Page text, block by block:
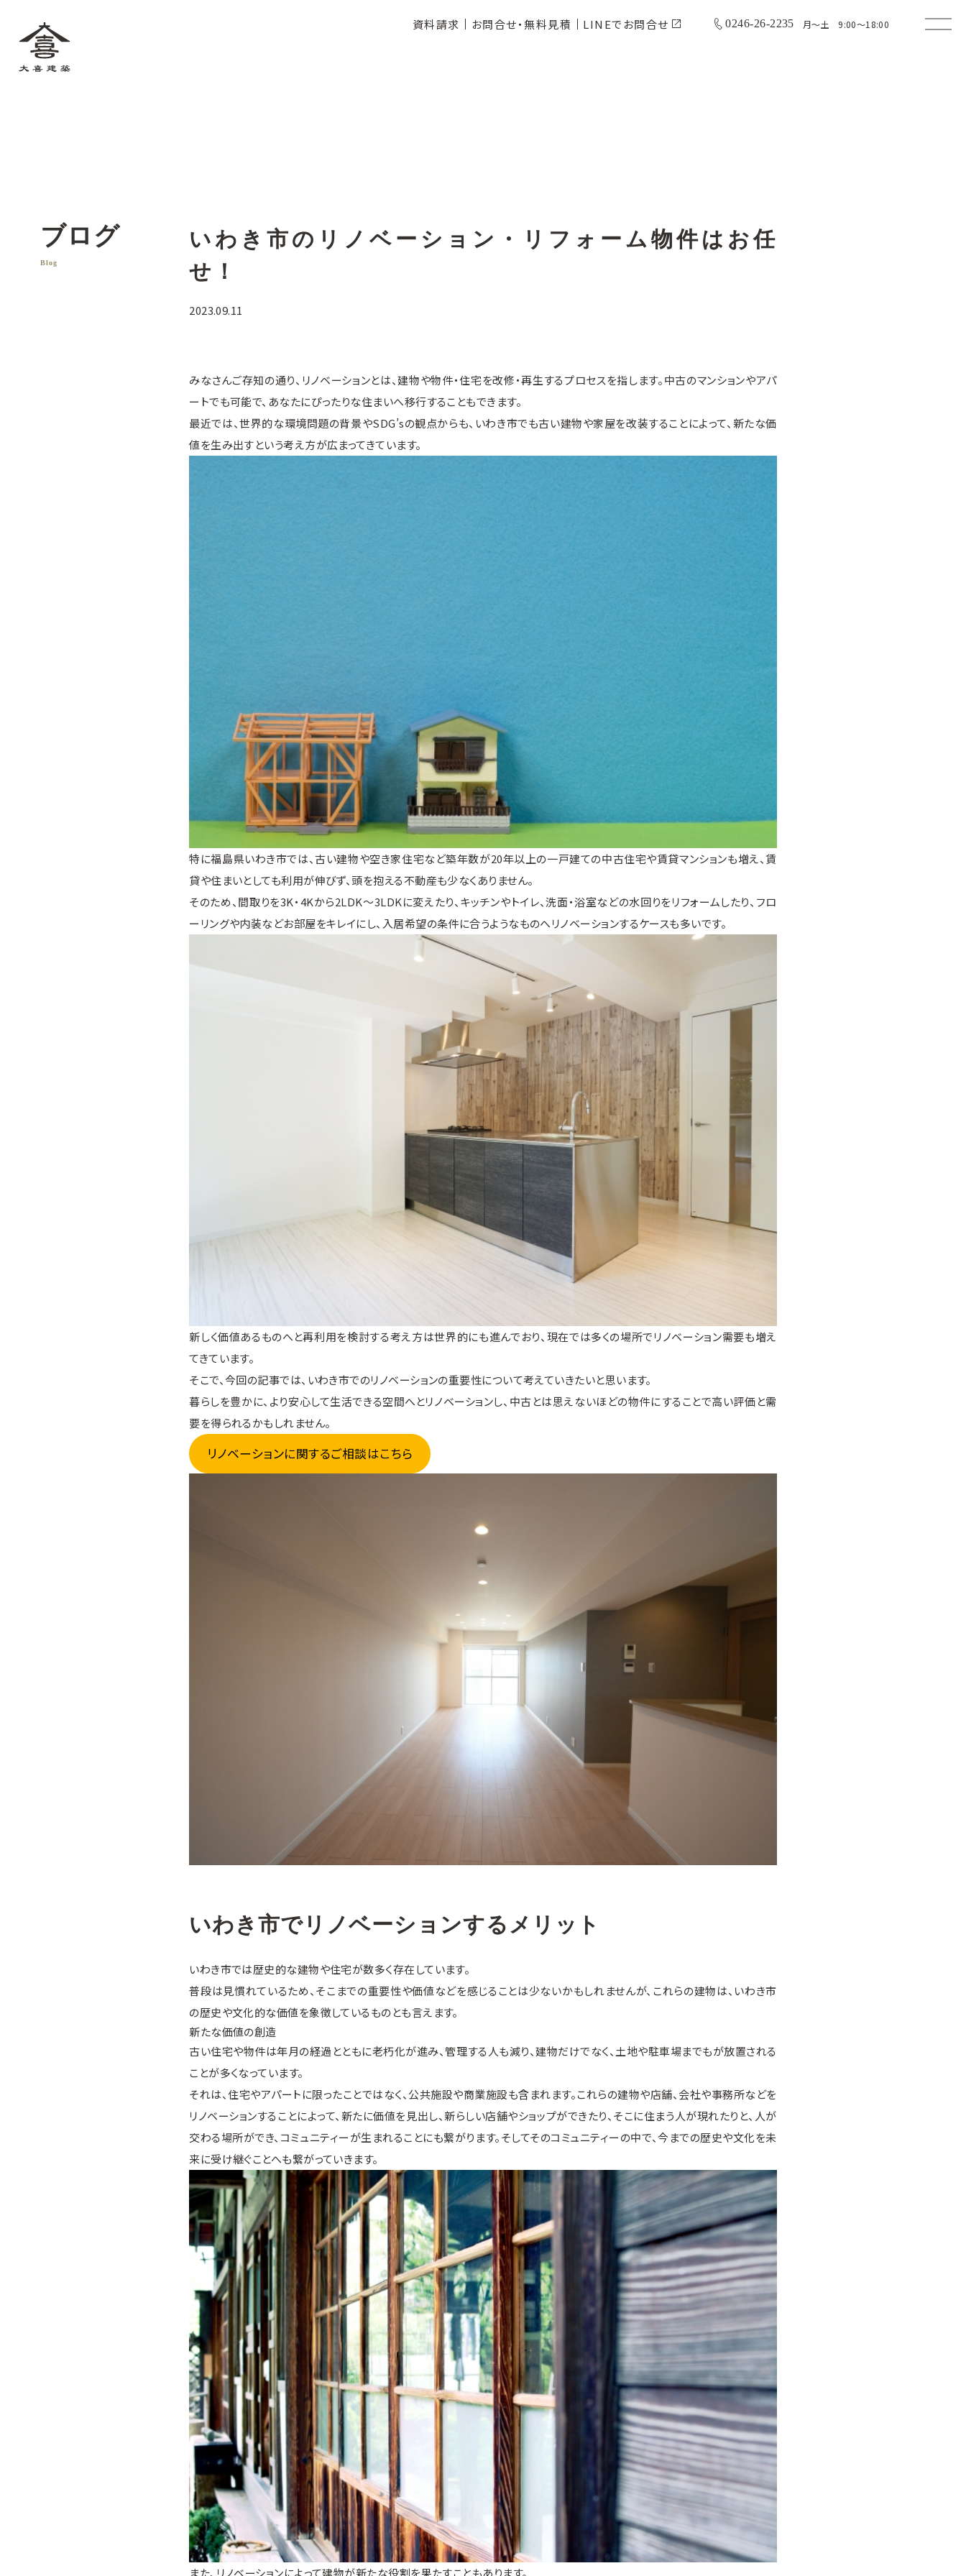
資料請求 お問合せ・無料見積 LINEでお問合せ 0246-26-2235 月〜土 9:00〜18:00
ブログ
Blog
いわき市のリノベーション・リフォーム物件はお任
せ！
2023.09.11
みなさんご存知の通り、リノベーションとは、建物や物件・住宅を改修・再生するプロセスを指します。中古のマンションやアパ
ートでも可能で、あなたにぴったりな住まいへ移行することもできます。
最近では、世界的な環境問題の背景やSDG’sの観点からも、いわき市でも古い建物や家屋を改装することによって、新たな価
値を生み出すという考え方が広まってきています。
特に福島県いわき市では、古い建物や空き家住宅など築年数が20年以上の一戸建ての中古住宅や賃貸マンションも増え、賃
貸や住まいとしても利用が伸びず、頭を抱える不動産も少なくありません。
そのため、間取りを3K・4Kから2LDK〜3LDKに変えたり、キッチンやトイレ、洗面・浴室などの水回りをリフォームしたり、フロ
ーリングや内装などお部屋をキレイにし、入居希望の条件に合うようなものへリノベーションするケースも多いです。
新しく価値あるものへと再利用を検討する考え方は世界的にも進んでおり、現在では多くの場所でリノベーション需要も増え
てきています。
そこで、今回の記事では、いわき市でのリノベーションの重要性について考えていきたいと思います。
暮らしを豊かに、より安心して生活できる空間へとリノベーションし、中古とは思えないほどの物件にすることで高い評価と需
要を得られるかもしれません。
リノベーションに関するご相談はこちら
いわき市でリノベーションするメリット
いわき市では歴史的な建物や住宅が数多く存在しています。
普段は見慣れているため、そこまでの重要性や価値などを感じることは少ないかもしれませんが、これらの建物は、いわき市
の歴史や文化的な価値を象徴しているものとも言えます。
新たな価値の創造
古い住宅や物件は年月の経過とともに老朽化が進み、管理する人も減り、建物だけでなく、土地や駐車場までもが放置される
ことが多くなっています。
それは、住宅やアパートに限ったことではなく、公共施設や商業施設も含まれます。これらの建物や店舗、会社や事務所などを
リノベーションすることによって、新たに価値を見出し、新らしい店舗やショップができたり、そこに住まう人が現れたりと、人が
交わる場所ができ、コミュニティーが生まれることにも繋がります。そしてそのコミュニティーの中で、今までの歴史や文化を未
来に受け継ぐことへも繋がっていきます。
また、リノベーションによって建物が新たな役割を果たすこともあります。